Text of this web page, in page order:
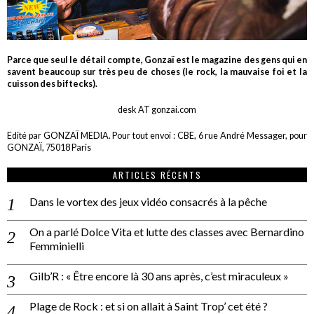
Parce que seul le détail compte, Gonzaï est le magazine des gens qui en
savent beaucoup sur très peu de choses (le rock, la mauvaise foi et la
cuisson des biftecks).
desk AT gonzai.com
Edité par GONZAÏ MEDIA. Pour tout envoi : CBE, 6 rue André Messager, pour
GONZAÏ, 75018 Paris
ARTICLES RÉCENTS
Dans le vortex des jeux vidéo consacrés à la pêche
On a parlé Dolce Vita et lutte des classes avec Bernardino
Femminielli
Gilb’R : « Être encore là 30 ans après, c’est miraculeux »
Plage de Rock : et si on allait à Saint Trop’ cet été ?